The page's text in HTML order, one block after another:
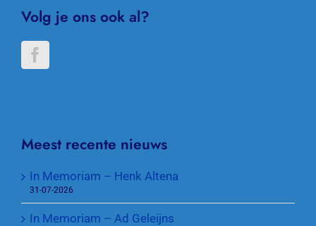
Volg je ons ook al?
Meest recente nieuws
In Memoriam – Henk Altena
31-07-2026
In Memoriam – Ad Geleijns